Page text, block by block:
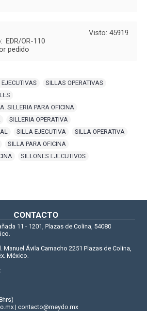
Visto: 45919
EDR/OR-110
pedido
SILLAS OPERATIVAS
SILLERIA PARA OFICINA
SILLERIA OPERATIVA
SILLA EJECUTIVA SILLA OPERATIVA
SILLA PARA OFICINA
SILLONES EJECUTIVOS
CONTACTO
11 - 1201, Plazas de Colina, 54080
Manuel Ávila Camacho 2251 Plazas de Colina,
México.
| contacto@meydo.mx